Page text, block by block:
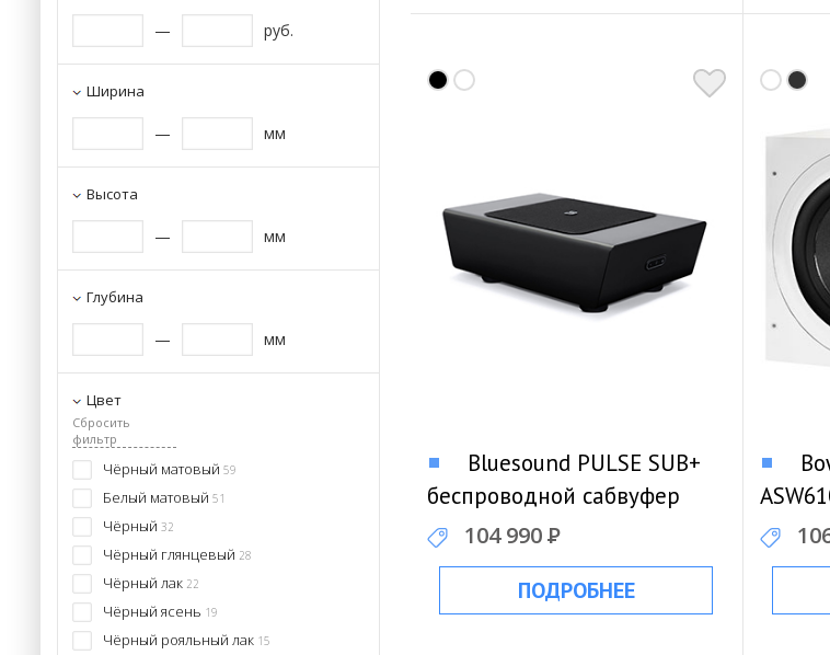
— руб.
Ширина
— мм
Высота
— мм
Глубина
— мм
Цвет
Сбросить
фильтр
Чёрный матовый 59
Белый матовый 51
Чёрный 32
Чёрный глянцевый 28
Чёрный лак 22
Чёрный ясень 19
Чёрный рояльный лак 15
Bluesound PULSE SUB+
беспроводной сабвуфер
104 990Р
ПОДРОБНЕЕ